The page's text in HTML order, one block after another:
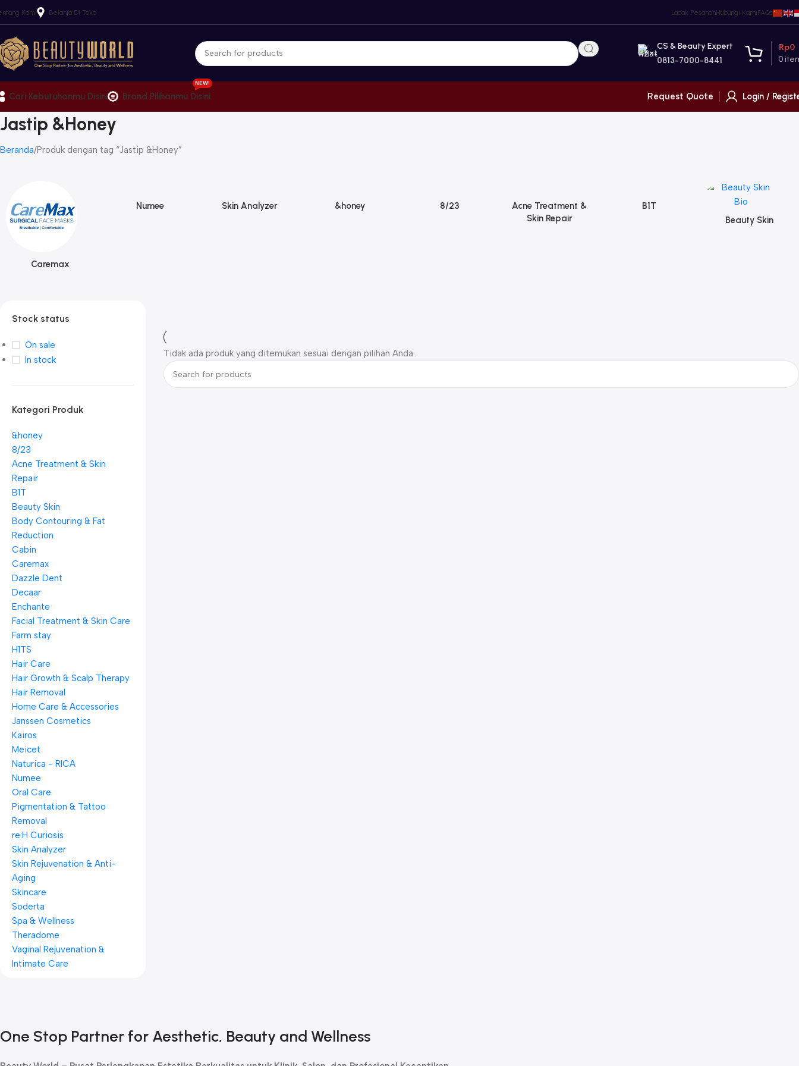
Kami Belanja Di Toko Lacak PesananHubungi KamiFAQs
CS & Beauty Expert
0813-7000-8441 0
Rp0
Cari Kebutuhanmu Disini Brand Pilihanmu Disini
NEW!
Request Quote Login /
Jastip &Honey
Beranda Produk dengan tag “Jastip &Honey”
Caremax
Numee Skin Analyzer &honey 8/23
Acne Treatment &
Skin Repair
B1T
Beauty Skin
Stock status
On sale
In stock
Kategori Produk
&honey
8/23
Acne Treatment & Skin
Repair
B1T
Beauty Skin
Body Contouring & Fat
Reduction
Cabin
Caremax
Dazzle Dent
Decaar
Enchante
Facial Treatment & Skin Care
Farm stay
H1TS
Hair Care
Hair Growth & Scalp Therapy
Hair Removal
Home Care & Accessories
Janssen Cosmetics
Kairos
Meicet
Naturica - RICA
Numee
Oral Care
Pigmentation & Tattoo
Removal
re:H Curiosis
Skin Analyzer
Skin Rejuvenation & Anti-
Aging
Skincare
Soderta
Spa & Wellness
Theradome
Vaginal Rejuvenation &
Intimate Care
Tidak ada produk yang ditemukan sesuai dengan pilihan Anda.
One Stop Partner for Aesthetic, Beauty and Wellness